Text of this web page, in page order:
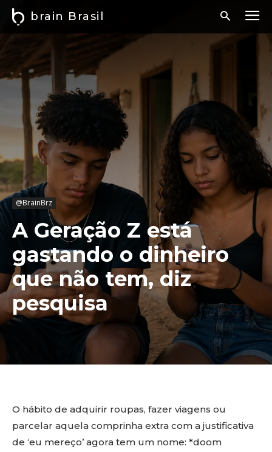
brain Brasil
@BrainBrz
A Geração Z está
gastando o dinheiro
que não tem, diz
pesquisa
O hábito de adquirir roupas, fazer viagens ou
parcelar aquela comprinha extra com a justificativa
de ‘eu mereço’ agora tem um nome: *doom